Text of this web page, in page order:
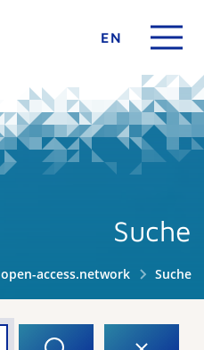
EN
Suche
open-access.network Suche